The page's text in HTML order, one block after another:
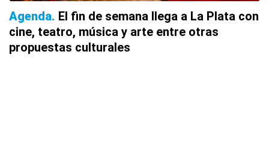
Agenda El fin de semana llega a La Plata con
cine, teatro, música y arte entre otras
propuestas culturales